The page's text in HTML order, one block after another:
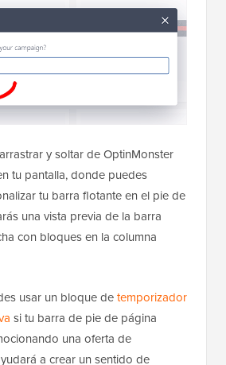
y soltar de OptinMonster
tu pantalla, donde puedes
tu barra flotante en el pie de
una vista previa de la barra
con bloques en la columna
usar un bloque detemporizador
si tu barra de pie de página
una oferta de
a crear un sentido de